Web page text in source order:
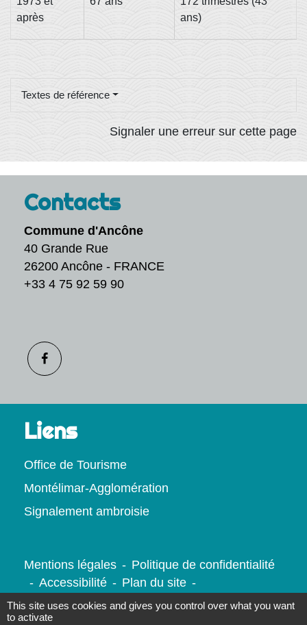
après
ans)
Textes de référence
Signaler une erreur sur cette page
Contacts
Commune d'Ancône
40 Grande Rue
26200 Ancône - FRANCE
+33 4 75 92 59 90
Liens
Office de Tourisme
Montélimar-Agglomération
Signalement ambroisie
Mentions légales - Politique de confidentialité
- Accessibilité - Plan du site -
Gestion des cookies
This site uses cookies and gives you control over what you want
to activate